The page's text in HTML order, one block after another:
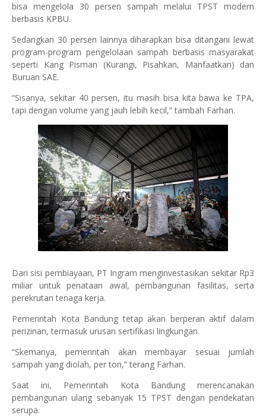
bisa mengelola 30 persen sampah melalui TPST modern
berbasis KPBU.
Sedangkan 30 persen lainnya diharapkan bisa ditangani lewat
program-program pengelolaan sampah berbasis masyarakat
seperti Kang Pisman (Kurangi, Pisahkan, Manfaatkan) dan
Buruan SAE.
“Sisanya, sekitar 40 persen, itu masih bisa kita bawa ke TPA,
tapi dengan volume yang jauh lebih kecil,” tambah Farhan.
Dari sisi pembiayaan, PT Ingram menginvestasikan sekitar Rp3
miliar untuk penataan awal, pembangunan fasilitas, serta
perekrutan tenaga kerja.
Pemerintah Kota Bandung tetap akan berperan aktif dalam
perizinan, termasuk urusan sertifikasi lingkungan.
“Skemanya, pemerintah akan membayar sesuai jumlah
sampah yang diolah, per ton,” terang Farhan.
Saat ini, Pemerintah Kota Bandung merencanakan
pembangunan ulang sebanyak 15 TPST dengan pendekatan
serupa.